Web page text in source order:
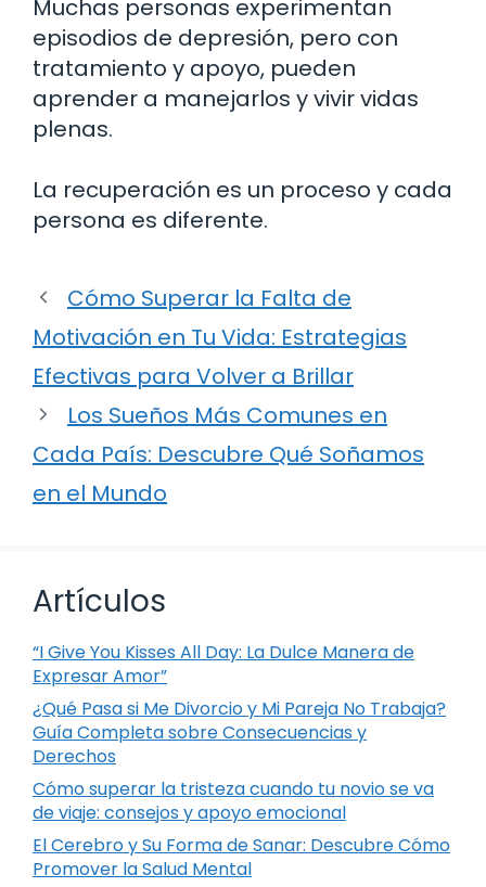
Muchas personas experimentan
episodios de depresión, pero con
tratamiento y apoyo, pueden
aprender a manejarlos y vivir vidas
plenas.
La recuperación es un proceso y cada
persona es diferente.
Cómo Superar la Falta de
Motivación en Tu Vida: Estrategias
Efectivas para Volver a Brillar
Los Sueños Más Comunes en
Cada País: Descubre Qué Soñamos
en el Mundo
Artículos
“I Give You Kisses All Day: La Dulce Manera de
Expresar Amor”
¿Qué Pasa si Me Divorcio y Mi Pareja No Trabaja?
Guía Completa sobre Consecuencias y
Derechos
Cómo superar la tristeza cuando tu novio se va
de viaje: consejos y apoyo emocional
El Cerebro y Su Forma de Sanar: Descubre Cómo
Promover la Salud Mental